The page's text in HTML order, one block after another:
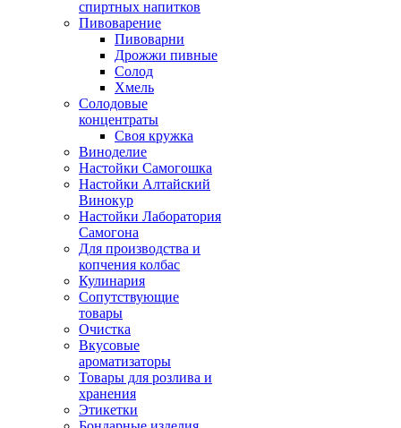
спиртных напитков
Пивоварение
Пивоварни
Дрожжи пивные
Солод
Хмель
Солодовые
концентраты
Своя кружка
Виноделие
Настойки Самогошка
Настойки Алтайский
Винокур
Настойки Лаборатория
Самогона
Для производства и
копчения колбас
Кулинария
Сопутствующие
товары
Очистка
Вкусовые
ароматизаторы
Товары для розлива и
хранения
Этикетки